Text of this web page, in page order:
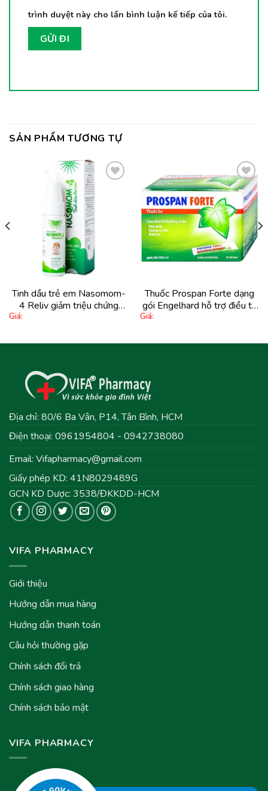
trình duyệt này cho lần bình luận kế tiếp của tôi.
SẢN PHẨM TƯƠNG TỰ
Tinh dầu trẻ em Nasomom-
4 Reliv giảm triệu chứng
nghẹt mũi, sổ mũi, khò khè,
Giá:
Thêm
vào
yêu
thích
Thuốc Prospan Forte dạng
gói Engelhard hỗ trợ điều trị
tiêu nhầy, chống co thắt (21
Giá:
Địa chỉ: 80/6 Ba Vân, P14, Tân Bình, HCM
Điện thoại: 0961954804 - 0942738080
Email: Vifapharmacy@gmail.com
Giấy phép KD: 41N8029489G
GCN KD Dược: 3538/ĐKKDD-HCM
VIFA PHARMACY
Giới thiệu
Hướng dẫn mua hàng
Hướng dẫn thanh toán
Câu hỏi thường gặp
Chính sách đổi trả
Chính sách giao hàng
Chính sách bảo mật
VIFA PHARMACY